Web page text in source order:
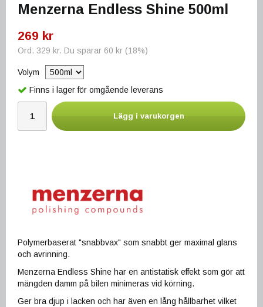
Menzerna Endless Shine 500ml
269 kr
Ord. 329 kr. Du sparar 60 kr (18%)
Volym
Finns i lager för omgående leverans
Lägg i varukorgen
Polymerbaserat "snabbvax" som snabbt ger maximal glans
och avrinning.
Menzerna Endless Shine har en antistatisk effekt som gör att
mängden damm på bilen minimeras vid körning.
Ger bra djup i lacken och har även en lång hållbarhet vilket